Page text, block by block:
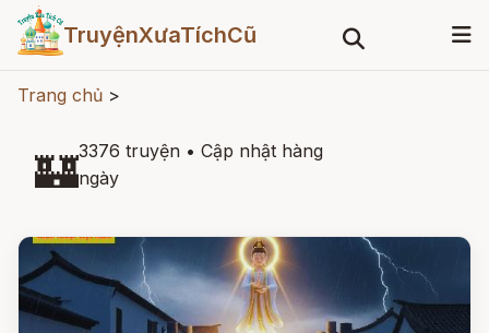
TruyệnXưaTíchCũ
Trang chủ >
🏰3376 truyện • Cập nhật hàng
ngày